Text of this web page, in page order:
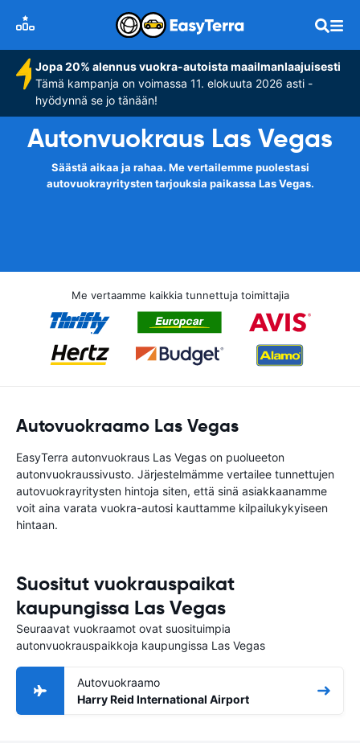
Jopa 20% alennus vuokra-autoista maailmanlaajuisesti
Tämä kampanja on voimassa 11. elokuuta 2026 asti -
hyödynnä se jo tänään!
Autonvuokraus Las Vegas
Säästä aikaa ja rahaa. Me vertailemme puolestasi
autovuokrayritysten tarjouksia paikassa Las Vegas.
Me vertaamme kaikkia tunnettuja toimittajia
Autovuokraamo Las Vegas
EasyTerra autonvuokraus Las Vegas on puolueeton
autonvuokraussivusto. Järjestelmämme vertailee tunnettujen
autovuokrayritysten hintoja siten, että sinä asiakkaanamme
voit aina varata vuokra-autosi kauttamme kilpailukykyiseen
hintaan.
Suositut vuokrauspaikat
kaupungissa Las Vegas
Seuraavat vuokraamot ovat suosituimpia
autonvuokrauspaikkoja kaupungissa Las Vegas
Autovuokraamo
Harry Reid International Airport